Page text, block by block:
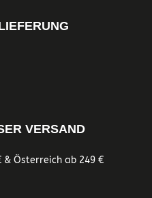
VERSAND
& Österreich ab 249 €